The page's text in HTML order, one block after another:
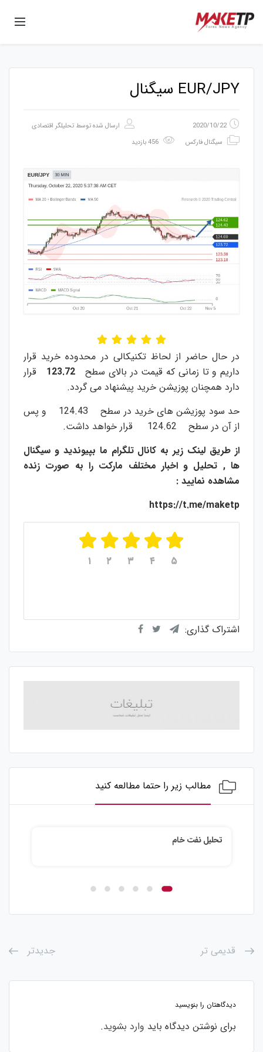
EUR/JPY سیگنال
2020/10/22 ارسال شده توسط تحلیلگر اقتصادی
سیگنال فارکس
در حال حاضر از لحاظ تکنیکالی در محدوده خرید قرار
داریم و تا زمانی که قیمت در بالای سطح 123.72 قرار
دارد همچنان پوزیشن خرید پیشنهاد می گردد.
حد سود پوزیشن های خرید در سطح 124.43 و پس
از آن در سطح 124.62 قرار خواهد داشت.
از طریق لینک زیر به کانال تلگرام ما بپیوندید و سیگنال
ها , تحلیل و اخبار مختلف مارکت را به صورت زنده
مشاهده نمایید :
https://t.me/maketp
۱ ۲ ۳ ۴ ۵
اشتراک گذاری:
مطالب زیر را حتما مطالعه کنید
قدیمی تر جدیدتر
دیدگاهتان را بنویسید
برای نوشتن دیدگاه باید وارد بشوید.